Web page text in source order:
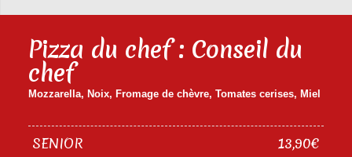
Pizza du chef : Conseil du
chef
Mozzarella, Noix, Fromage de chèvre, Tomates cerises, Miel
SENIOR
13,90€